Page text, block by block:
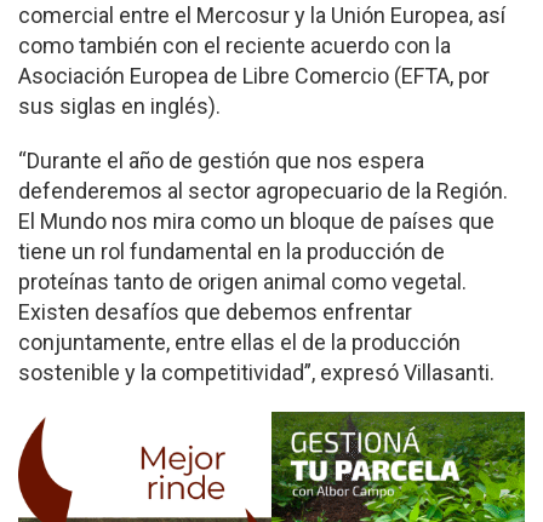
comercial entre el Mercosur y la Unión Europea, así
como también con el reciente acuerdo con la
Asociación Europea de Libre Comercio (EFTA, por
sus siglas en inglés).
“Durante el año de gestión que nos espera
defenderemos al sector agropecuario de la Región.
El Mundo nos mira como un bloque de países que
tiene un rol fundamental en la producción de
proteínas tanto de origen animal como vegetal.
Existen desafíos que debemos enfrentar
conjuntamente, entre ellas el de la producción
sostenible y la competitividad”, expresó Villasanti.